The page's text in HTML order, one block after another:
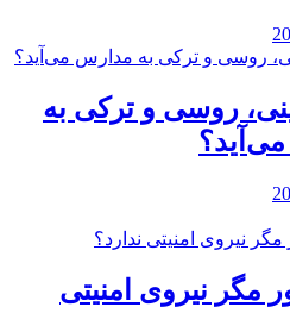
روسی و ترکی به
مگر نیروی امنیتی